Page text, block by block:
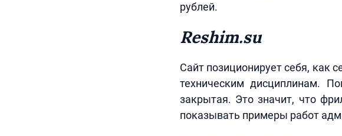
рублей.
Reshim.su
Сайт позиционирует себя, как
техническим дисциплинам.
закрытая. Это значит, что
показывать примеры работ